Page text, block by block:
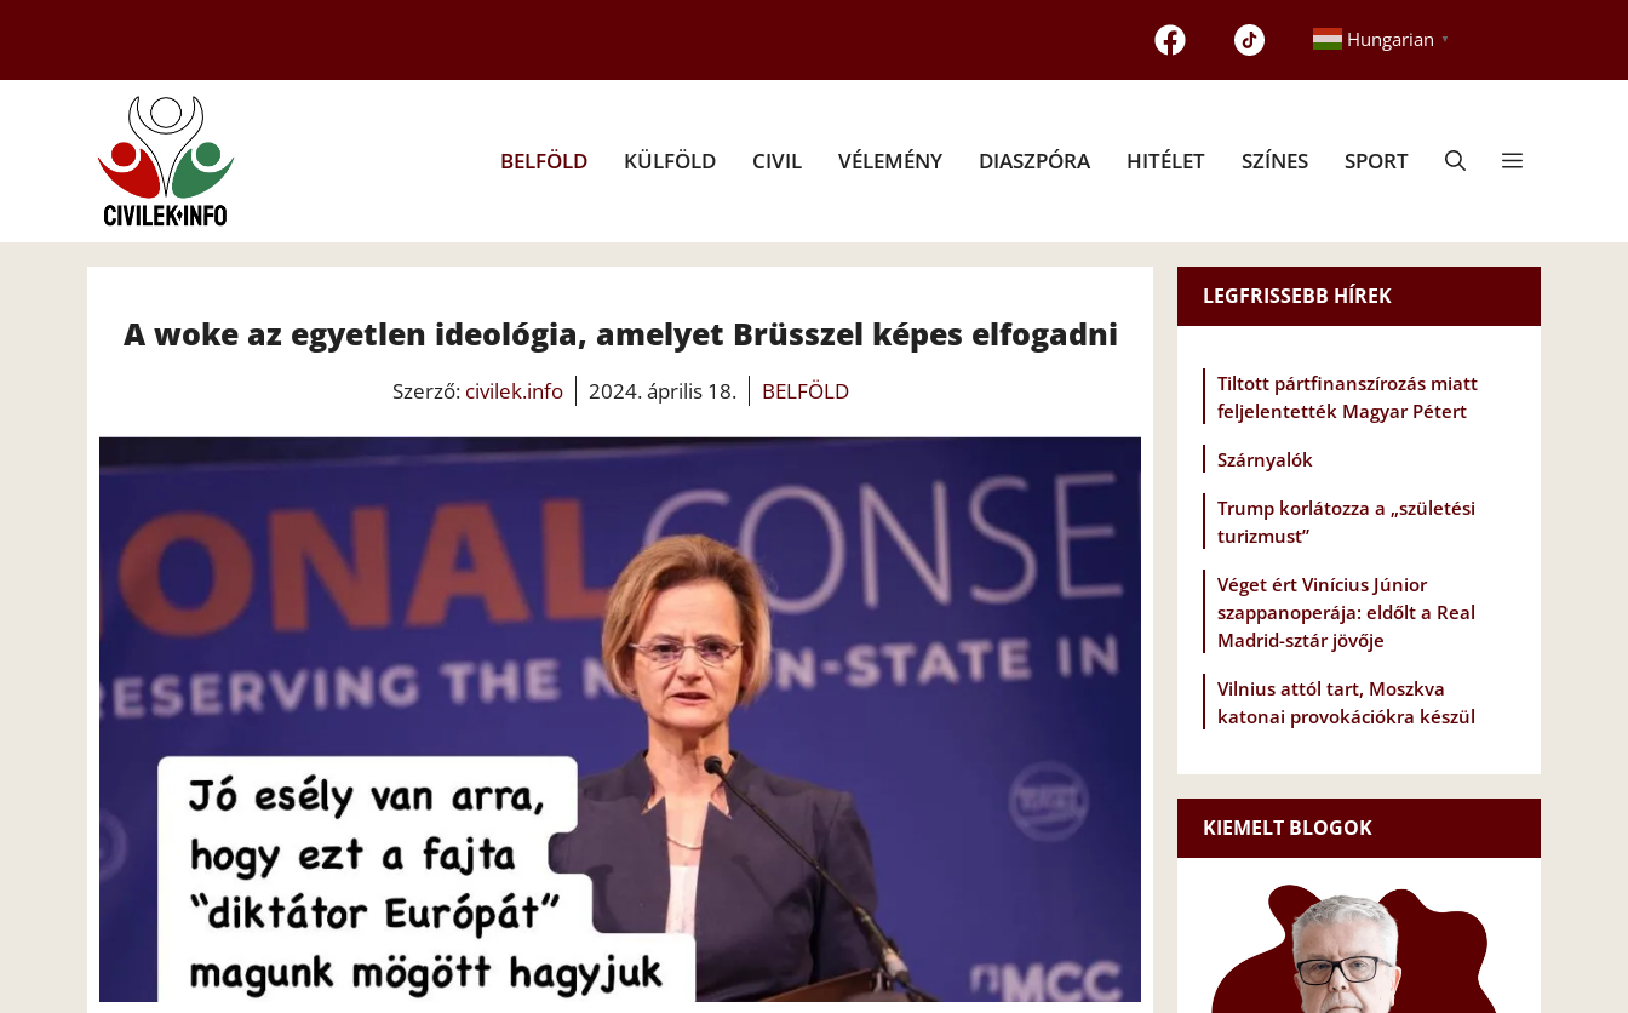
tartalomba
Hungarian ▼
BELFÖLD KÜLFÖLD CIVIL VÉLEMÉNY DIASZPÓRA HITÉLET SZÍNES SPORT
A woke az egyetlen ideológia, amelyet Brüsszel képes elfogadni
Szerző: civilek.info 2024. április 18. BELFÖLD
LEGFRISSEBB HÍREK
Tiltott pártfinanszírozás miatt
feljelentették Magyar Pétert
Szárnyalók
Trump korlátozza a „születési
turizmust”
Véget ért Vinícius Júnior
szappanoperája: eldőlt a Real
Madrid-sztár jövője
Vilnius attól tart, Moszkva
katonai provokációkra készül
KIEMELT BLOGOK